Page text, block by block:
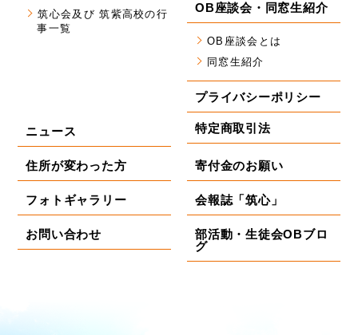
筑心会及び 筑紫高校の行
事一覧
OB座談会・同窓生紹介
OB座談会とは
同窓生紹介
プライバシーポリシー
特定商取引法
ニュース
住所が変わった方
フォトギャラリー
お問い合わせ
寄付金のお願い
会報誌「筑心」
部活動・生徒会OBブロ
グ